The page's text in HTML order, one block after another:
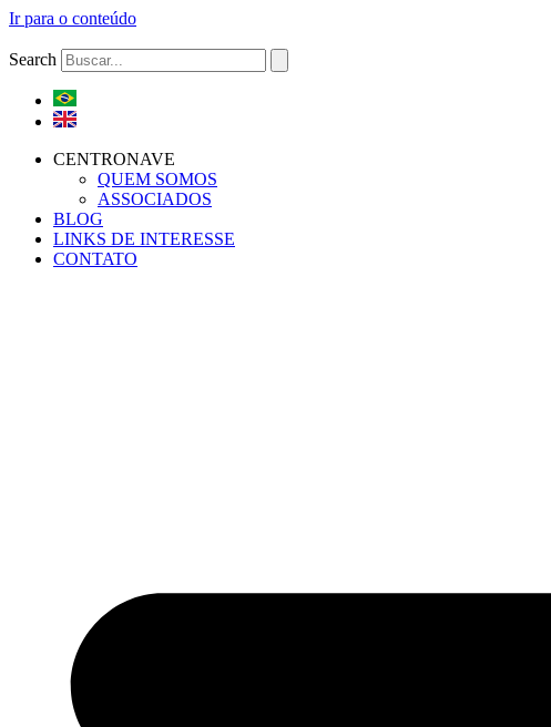
Ir para o conteúdo
Search
CENTRONAVE
QUEM SOMOS
ASSOCIADOS
BLOG
LINKS DE INTERESSE
CONTATO